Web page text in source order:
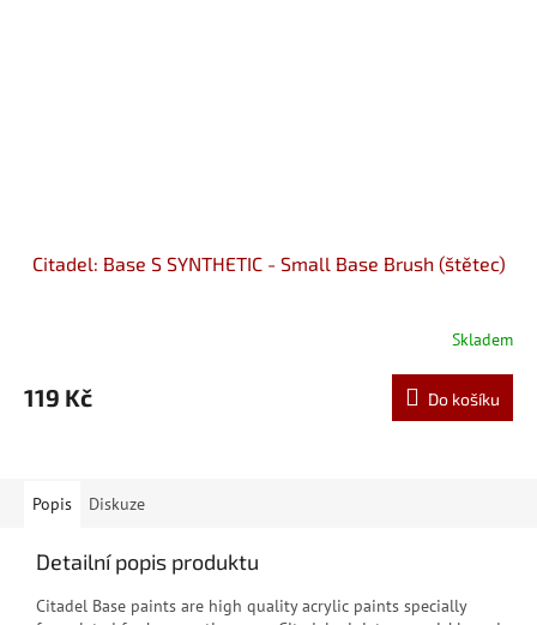
Citadel: Base S SYNTHETIC - Small Base Brush (štětec)
Skladem
119 Kč Do košíku
Popis Diskuze
Detailní popis produktu
Citadel Base paints are high quality acrylic paints specially